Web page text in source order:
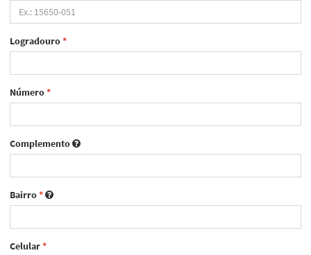
Logradouro*
Número*
Complemento
Bairro*
Celular*